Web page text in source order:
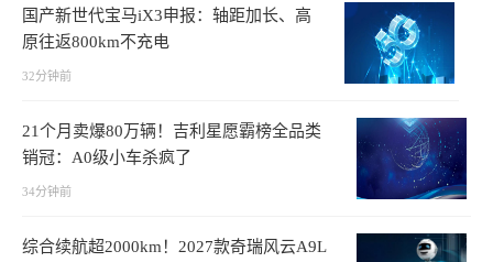
国产新世代宝马iX3申报：轴距加长、高
原往返800km不充电
32分钟前
21个月卖爆80万辆！吉利星愿霸榜全品类
销冠：A0级小车杀疯了
34分钟前
综合续航超2000km！2027款奇瑞风云A9L